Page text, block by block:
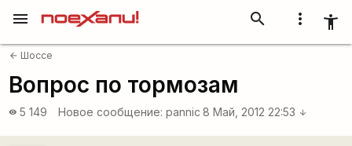
more_vert accessibility_new
search
menu
arrow_back Шоссе
Вопрос по тормозам
visibility 5 149 Новое сообщение: pannic 8 Май, 2012 22:53 arrow_downward